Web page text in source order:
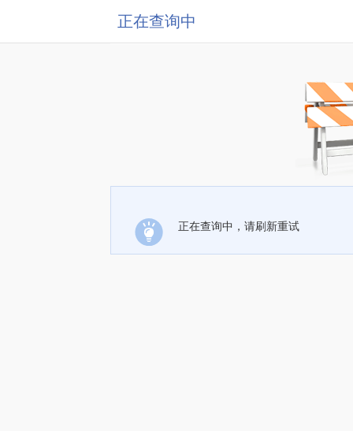
正在查询中
正在查询中，请刷新重试